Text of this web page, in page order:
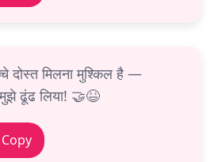
दोस्त मिलना मुश्किल है —
ढूंढ लिया! 🤝😆